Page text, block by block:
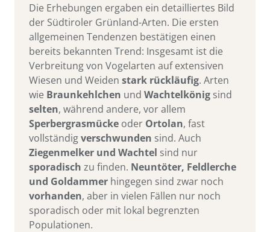
Die Erhebungen ergaben ein detailliertes Bild
der Südtiroler Grünland-Arten. Die ersten
allgemeinen Tendenzen bestätigen einen
bereits bekannten Trend: Insgesamt ist die
Verbreitung von Vogelarten auf extensiven
Wiesen und Weiden stark rückläufig. Arten
wie Braunkehlchen und Wachtelkönig sind
selten, während andere, vor allem
Sperbergrasmücke oder Ortolan, fast
vollständigverschwunden sind. Auch
Ziegenmelker und Wachtel sind nur
sporadisch zu finden. Neuntöter, Feldlerche
und Goldammer hingegen sind zwar noch
vorhanden, aber in vielen Fällen nur noch
sporadisch oder mit lokal begrenzten
Populationen.